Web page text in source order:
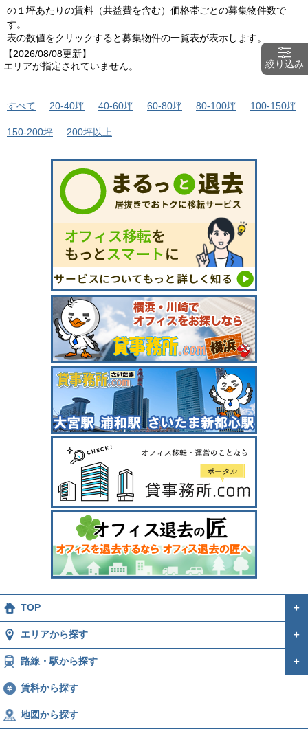
絞り込み
の１坪あたりの賃料（共益費を含む）価格帯ごとの募集物件数で
す。
表の数値をクリックすると募集物件の一覧表が表示します。
【2026/08/08更新】
エリアが指定されていません。
すべて 20-40坪 40-60坪 60-80坪 80-100坪 100-150坪
150-200坪 200坪以上
TOP ＋
エリアから探す ＋
路線・駅から探す ＋
賃料から探す
地図から探す